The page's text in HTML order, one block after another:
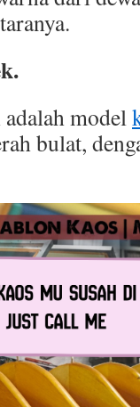
model
bulat,